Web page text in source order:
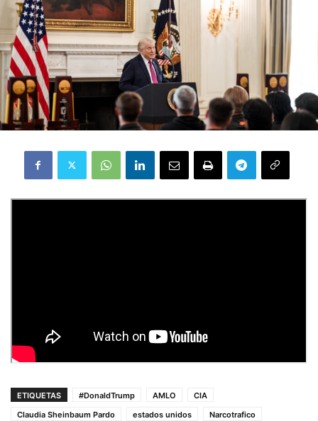
ETIQUETAS #DonaldTrump AMLO
CIA
Claudia Sheinbaum Pardo
estados unidos
Narcotrafico